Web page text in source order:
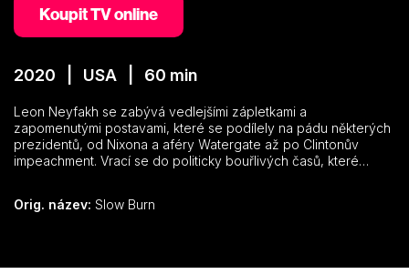
Koupit TV online
2020 | USA | 60 min
Leon Neyfakh se zabývá vedlejšími zápletkami a
zapomenutými postavami, které se podílely na pádu některých
prezidentů, od Nixona a aféry Watergate až po Clintonův
impeachment. Vrací se do politicky bouřlivých časů, které
Orig. název: Slow Burn